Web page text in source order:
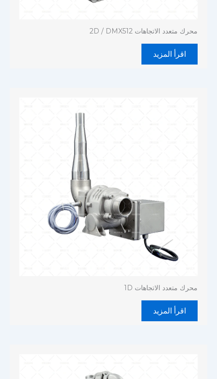
محرك متعدد الاتجاهات 2D / DMX512
اقرأ المزيد
محرك متعدد الاتجاهات 1D
اقرأ المزيد